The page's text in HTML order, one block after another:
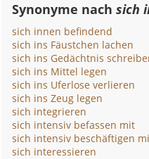
Synonyme nachsich
sich innen befindend
sich ins Fäustchen lachen
sich ins Gedächtnis
sich ins Mittel legen
sich ins Uferlose verlieren
sich ins Zeug legen
sich integrieren
sich intensiv befassen mit
sich intensiv beschäftigen
sich interessieren